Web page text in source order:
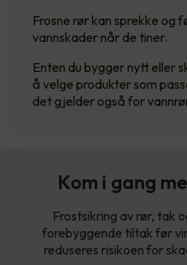
Frosne rør kan sprekke og
vannskader når de tiner.
Enten du bygger nytt eller
å velge produkter som
det gjelder også for
Kom i gang
Frostsikring av rør, tak
forebyggende tiltak før
reduseres risikoen for